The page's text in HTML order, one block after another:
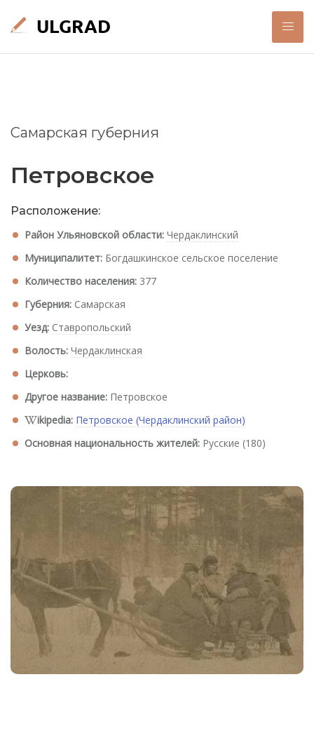
Самарская губерния
Петровское
Расположение:
Район Ульяновской области: Чердаклинский
Муниципалитет: Богдашкинское сельское поселение
Количество населения: 377
Губерния: Самарская
Уезд: Ставропольский
Волость: Чердаклинская
Церковь:
Другое название: Петровское
ikipedia: Петровское (Чердаклинский район)
Основная национальность жителей: Русские (180)